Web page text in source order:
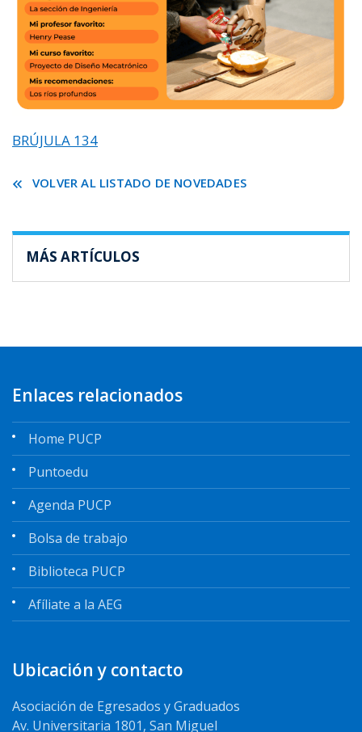
BRÚJULA 134
VOLVER AL LISTADO DE NOVEDADES
MÁS ARTÍCULOS
Enlaces relacionados
Home PUCP
Puntoedu
Agenda PUCP
Bolsa de trabajo
Biblioteca PUCP
Afíliate a la AEG
Ubicación y contacto
Asociación de Egresados y Graduados
Av. Universitaria 1801, San Miguel